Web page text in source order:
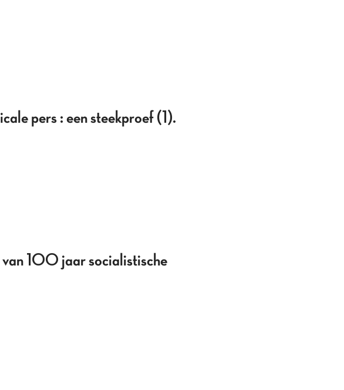
pers : een steekproef (1).
van 100 jaar socialistische